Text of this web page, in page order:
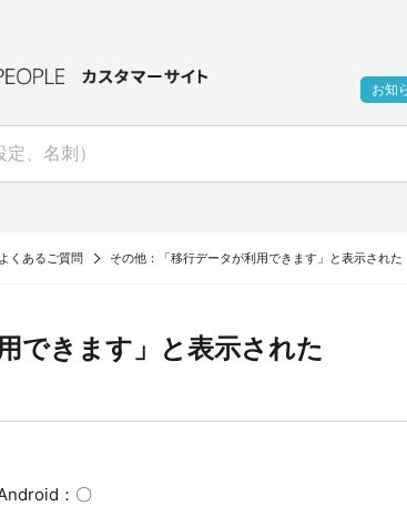
お知
よくあるご質問 その他：「移行データが利用できます」と表示された
できます」と表示された
：〇